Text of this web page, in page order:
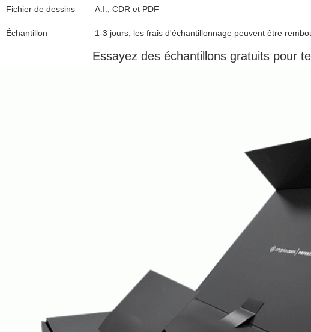
Fichier de dessins A.I., CDR et PDF
Échantillon 1-3 jours, les frais d'échantillonnage peuvent être
Essayez des échantillons gratuits pour